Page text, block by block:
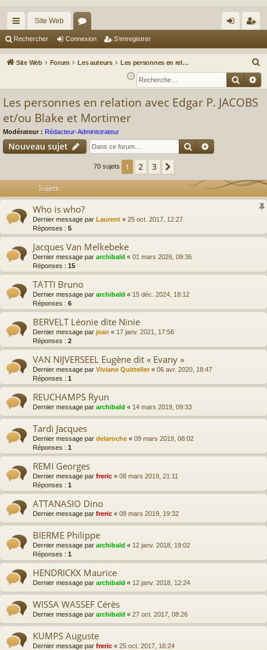
cc
ès
Site Web
or
u ne
xi
nr
eg
Rechercher Connexion S’enregistrer
Site Web Forum Les auteurs Les personnes en relation avec Edgar P. JACOBS et/ou Blake et Mortimer
e
c
r
Les personnes en relation avec Edgar P. JACOBS
et/ou Blake et Mortimer
Modérateur : Rédacteur-Administrateur
Nouveau sujet Rechercher
70 sujets 1 2 3
Sujets
Who is who?
Dernier message par Laurent « 25 oct. 2017, 12:27
Réponses : 5
Jacques Van Melkebeke
Dernier message par archibald « 01 mars 2026, 09:36
Réponses : 15
TATTI Bruno
Dernier message par archibald « 15 déc. 2024, 18:12
Réponses : 6
BERVELT Léonie dite Ninie
Dernier message par jean « 17 janv. 2021, 17:56
Réponses : 2
VAN NIJVERSEEL Eugène dit « Evany »
Dernier message par Viviane Quittelier« 06 avr. 2020, 18:47
Réponses : 1
REUCHAMPS Ryun
Dernier message par archibald « 14 mars 2019, 09:33
Tardi Jacques
Dernier message par delaroche « 09 mars 2019, 08:02
Réponses : 1
REMI Georges
Dernier message par freric « 08 mars 2019, 21:11
Réponses : 1
ATTANASIO Dino
Dernier message par freric « 08 mars 2019, 19:32
BIERME Philippe
Dernier message par archibald « 12 janv. 2018, 19:02
Réponses : 1
HENDRICKX Maurice
Dernier message par archibald « 12 janv. 2018, 12:24
WISSA WASSEF Cérès
Dernier message par archibald « 27 oct. 2017, 08:26
KUMPS Auguste
Dernier message par freric « 25 oct. 2017, 16:24